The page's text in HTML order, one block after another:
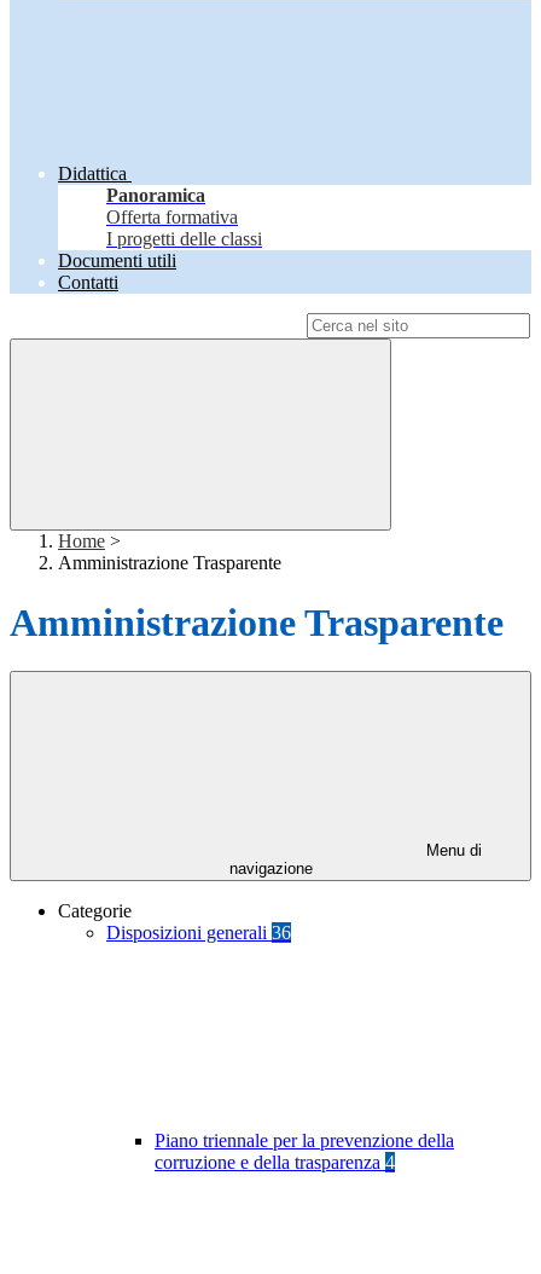
Didattica
Panoramica
Offerta formativa
I progetti delle classi
Documenti utili
Contatti
Home >
Amministrazione Trasparente
Amministrazione Trasparente
Menu di
navigazione
Categorie
Disposizioni generali 36
Piano triennale per la prevenzione della
corruzione e della trasparenza 4